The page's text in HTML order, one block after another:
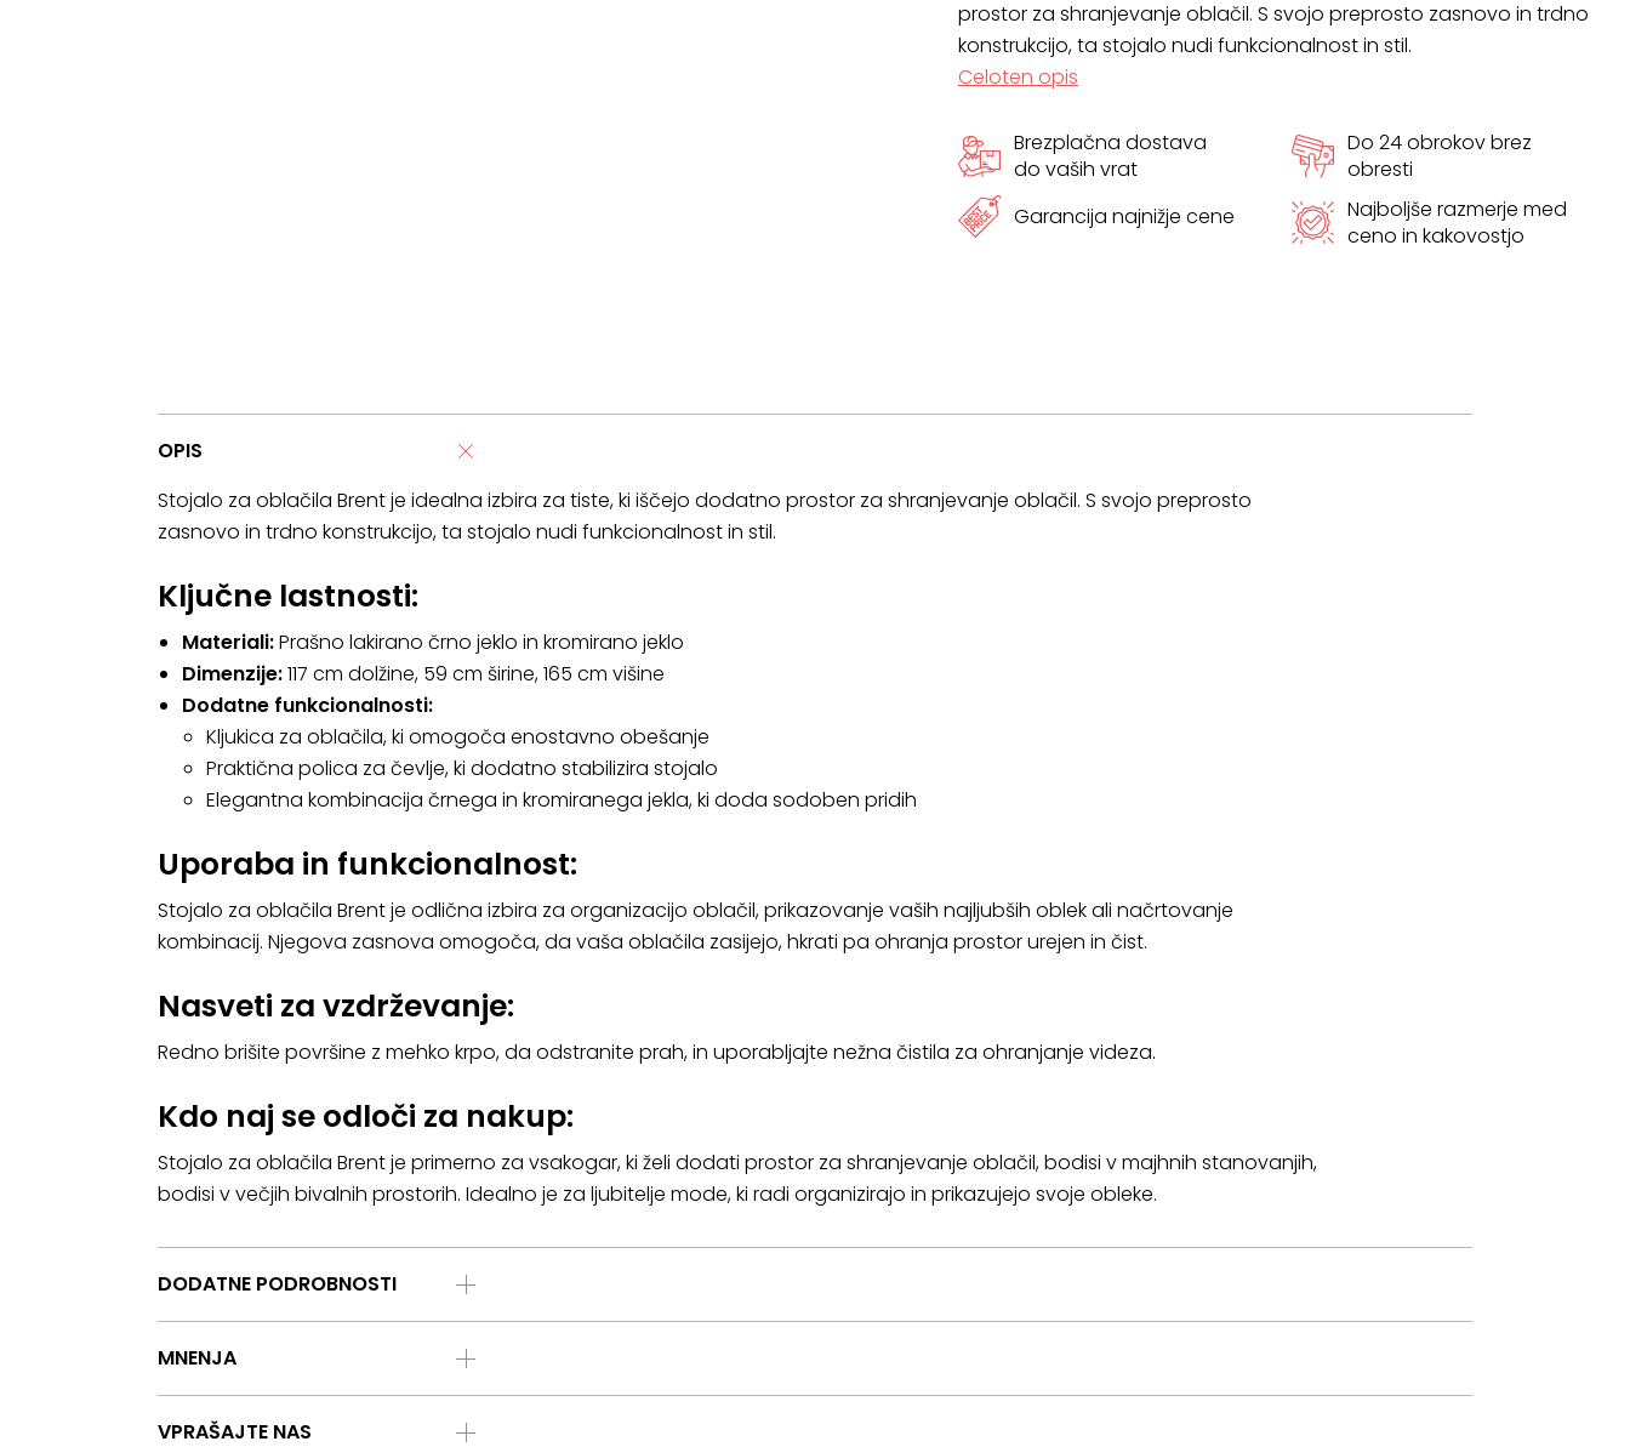
prostor za shranjevanje oblačil. S svojo preprosto zasnovo in trdno
konstrukcijo, ta stojalo nudi funkcionalnost in stil.
Celoten opis
Brezplačna dostava
do vaših vrat
Do 24 obrokov brez
obresti
Garancija najnižje cene
Najboljše razmerje med
ceno in kakovostjo
OPIS
Stojalo za oblačila Brent je idealna izbira za tiste, ki iščejo dodatno prostor za shranjevanje oblačil. S svojo preprosto
zasnovo in trdno konstrukcijo, ta stojalo nudi funkcionalnost in stil.
Ključne lastnosti:
Materiali:Prašno lakirano črno jeklo in kromirano jeklo
Dimenzije:117 cm dolžine, 59 cm širine, 165 cm višine
Dodatne funkcionalnosti:
Kljukica za oblačila, ki omogoča enostavno obešanje
Praktična polica za čevlje, ki dodatno stabilizira stojalo
Elegantna kombinacija črnega in kromiranega jekla, ki doda sodoben pridih
Uporaba in funkcionalnost:
Stojalo za oblačila Brent je odlična izbira za organizacijo oblačil, prikazovanje vaših najljubših oblek ali načrtovanje
kombinacij. Njegova zasnova omogoča, da vaša oblačila zasijejo, hkrati pa ohranja prostor urejen in čist.
Nasveti za vzdrževanje:
Redno brišite površine z mehko krpo, da odstranite prah, in uporabljajte nežna čistila za ohranjanje videza.
Kdo naj se odloči za nakup:
Stojalo za oblačila Brent je primerno za vsakogar, ki želi dodati prostor za shranjevanje oblačil, bodisi v majhnih stanovanjih,
bodisi v večjih bivalnih prostorih. Idealno je za ljubitelje mode, ki radi organizirajo in prikazujejo svoje obleke.
DODATNE PODROBNOSTI
MNENJA
VPRAŠAJTE NAS